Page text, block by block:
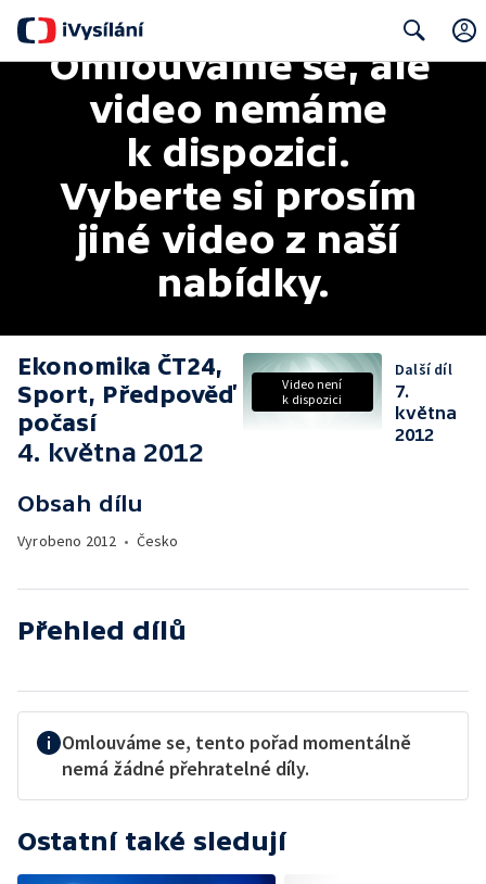
Search
Omlouváme se, ale
video nemáme
k dispozici.
Vyberte si prosím
jiné video z naší
nabídky.
Ekonomika ČT24,
Sport, Předpověď
počasí
4. května 2012
Obsah dílu
Vyrobeno 2012 • Česko
Video není
k dispozici
Další díl
7.
května
2012
Přehled dílů
Omlouváme se, tento pořad momentálně
nemá žádné přehratelné díly.
Ostatní také sledují